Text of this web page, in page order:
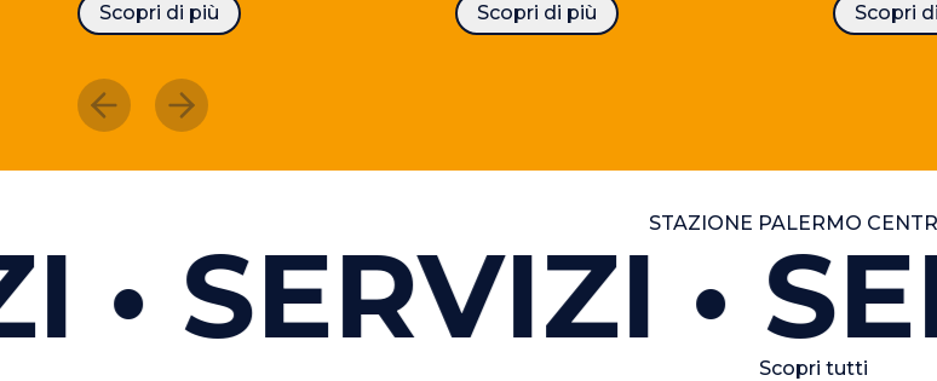
Scopri di più Scopri di più Scopri
STAZIONE PALERMO
SERVIZI
Scopri tutti